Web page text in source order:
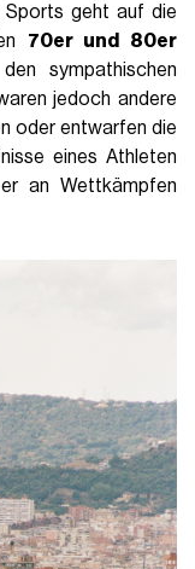
Sports geht auf die
70er und 80er
den sympathischen
jedoch andere
oder entwarfen die
eines Athleten
an Wettkämpfen